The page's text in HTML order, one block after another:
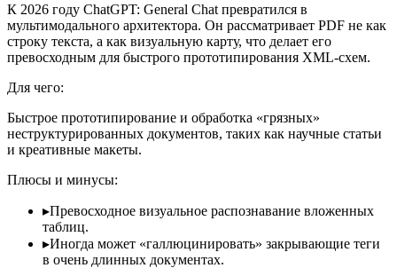
К 2026 году ChatGPT: General Chat превратился в
мультимодального архитектора. Он рассматривает PDF не как
строку текста, а как визуальную карту, что делает его
превосходным для быстрого прототипирования XML-схем.
Для чего:
Быстрое прототипирование и обработка «грязных»
неструктурированных документов, таких как научные статьи
и креативные макеты.
Плюсы и минусы:
▸Превосходное визуальное распознавание вложенных
таблиц.
▸Иногда может «галлюцинировать» закрывающие теги
в очень длинных документах.